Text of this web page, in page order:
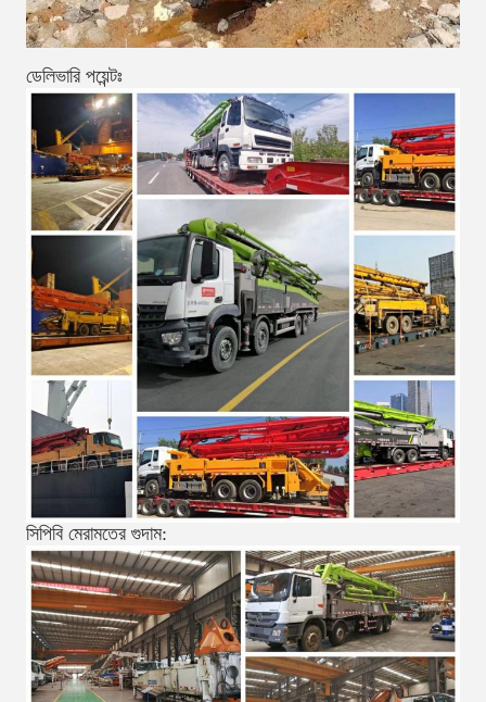
ডেলিভারি পয়েন্টঃ
সিপিবি মেরামতের গুদাম: